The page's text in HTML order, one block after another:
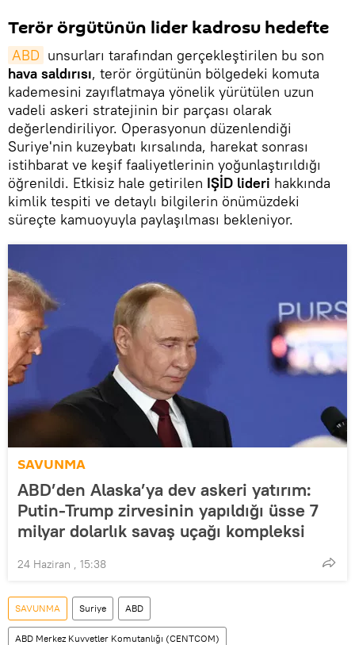
Terör örgütünün lider kadrosu hedefte
ABD unsurları tarafından gerçekleştirilen bu son
hava saldırısı, terör örgütünün bölgedeki komuta
kademesini zayıflatmaya yönelik yürütülen uzun
vadeli askeri stratejinin bir parçası olarak
değerlendiriliyor. Operasyonun düzenlendiği
Suriye'nin kuzeybatı kırsalında, harekat sonrası
istihbarat ve keşif faaliyetlerinin yoğunlaştırıldığı
öğrenildi. Etkisiz hale getirilen IŞİD lideri hakkında
kimlik tespiti ve detaylı bilgilerin önümüzdeki
süreçte kamuoyuyla paylaşılması bekleniyor.
SAVUNMA
ABD’den Alaska’ya dev askeri yatırım:
Putin-Trump zirvesinin yapıldığı üsse 7
milyar dolarlık savaş uçağı kompleksi
24 Haziran , 15:38
SAVUNMA Suriye ABD
ABD Merkez Kuvvetler Komutanlığı (CENTCOM)